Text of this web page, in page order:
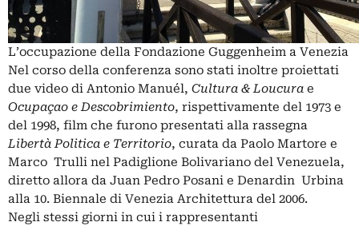
L’occupazione della Fondazione Guggenheim a Venezia
Nel corso della conferenza sono stati inoltre proiettati
due video di Antonio Manuél, Cultura &Loucura e
Ocupaçao e Descobrimiento, rispettivamente del 1973 e
del 1998, film che furono presentati alla rassegna
Libertà Politica e Territorio, curata da Paolo Martore e
Marco Trulli nel Padiglione Bolivariano del Venezuela,
diretto allora da Juan Pedro Posani e Denardin Urbina
alla 10. Biennale di Venezia Architettura del 2006.
Negli stessi giorni in cui i rappresentanti